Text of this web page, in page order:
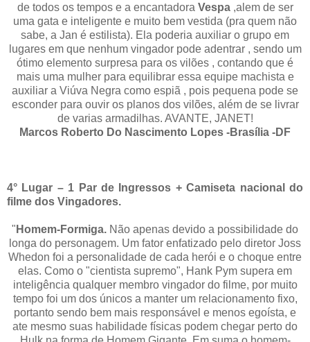
de todos os tempos e a encantadora Vespa,alem de ser
uma gata e inteligente e muito bem vestida (pra quem não
sabe, a Jan é estilista). Ela poderia auxiliar o grupo em
lugares em que nenhum vingador pode adentrar , sendo um
ótimo elemento surpresa para os vilões , contando que é
mais uma mulher para equilibrar essa equipe machista e
auxiliar a Viúva Negra como espiã , pois pequena pode se
esconder para ouvir os planos dos vilões, além de se livrar
de varias armadilhas. AVANTE, JANET!
Marcos Roberto Do Nascimento Lopes -Brasília -DF
4° Lugar – 1 Par de Ingressos + Camiseta nacional do
filme dos Vingadores.
" Homem-Formiga. Não apenas devido a possibilidade do
longa do personagem. Um fator enfatizado pelo diretor Joss
Whedon foi a personalidade de cada herói e o choque entre
elas. Como o "cientista supremo", Hank Pym supera em
inteligência qualquer membro vingador do filme, por muito
tempo foi um dos únicos a manter um relacionamento fixo,
portanto sendo bem mais responsável e menos egoísta, e
ate mesmo suas habilidade físicas podem chegar perto do